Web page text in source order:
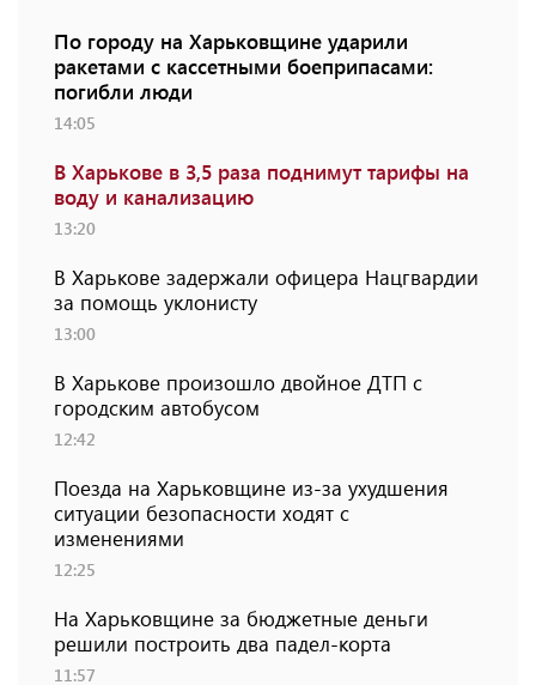
По городу на Харьковщине ударили
ракетами с кассетными боеприпасами:
погибли люди
14:05
В Харькове в 3,5 раза поднимут тарифы на
воду и канализацию
13:20
В Харькове задержали офицера Нацгвардии
за помощь уклонисту
13:00
В Харькове произошло двойное ДТП с
городским автобусом
12:42
Поезда на Харьковщине из-за ухудшения
ситуации безопасности ходят с
изменениями
12:25
На Харьковщине за бюджетные деньги
решили построить два падел-корта
11:57